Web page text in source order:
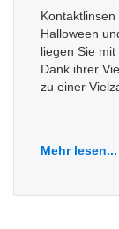
Halloween
liegen Sie
Dank ihrer
zu einer
Mehr lesen...